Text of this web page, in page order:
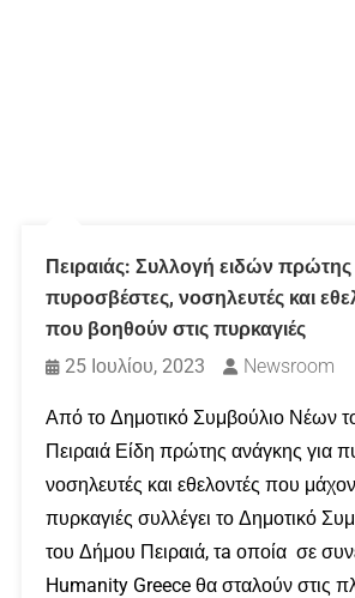
Πειραιάς: Συλλογή ειδών πρώτης
πυροσβέστες, νοσηλευτές και
που βοηθούν στις πυρκαγιές
25 Ιουλίου, 2023
Newsroom
Από το Δημοτικό Συμβούλιο Νέων
Πειραιά Είδη πρώτης ανάγκης για
νοσηλευτές και εθελοντές που
πυρκαγιές συλλέγει το Δημοτικό
του Δήμου Πειραιά, τa οποία σε
Humanity Greece θα σταλούν στις